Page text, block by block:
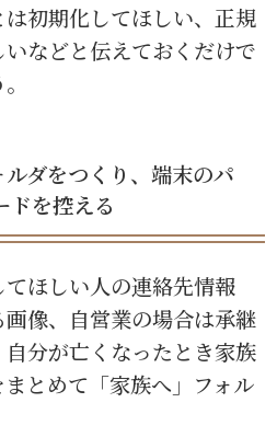
初期化してほしい、正規
などと伝えておくだけで
ダをつくり、端末のパ
ドを控える
ほしい人の連絡先情報
像、自営業の場合は承継
分が亡くなったとき家族
とめて「家族へ」フォル